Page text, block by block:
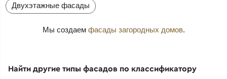
Двухэтажные фасады
Мы создаем фасады загородных домов.
Найти другие типы фасадов по классификатору